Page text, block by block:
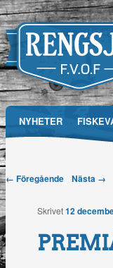
Main menu
Skip
NYHETER
Post navigation
← Föregående Nästa →
Skrivet12